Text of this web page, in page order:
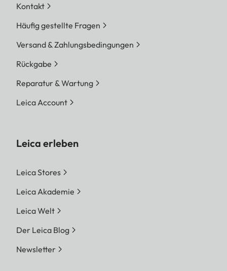
Kontakt
Häufig gestellte Fragen
Versand & Zahlungsbedingungen
Rückgabe
Reparatur & Wartung
Leica Account
Leica erleben
Leica Stores
Leica Akademie
Leica Welt
Der Leica Blog
Newsletter